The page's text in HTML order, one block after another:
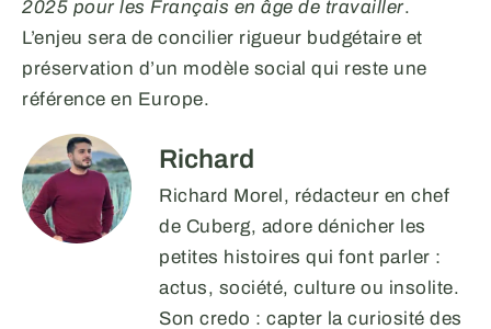
2025 pour les Français en âge de travailler.
L’enjeu sera de concilier rigueur budgétaire et
préservation d’un modèle social qui reste une
référence en Europe.
Richard
Richard Morel, rédacteur en chef
de Cuberg, adore dénicher les
petites histoires qui font parler :
actus, société, culture ou insolite.
Son credo : capter la curiosité des